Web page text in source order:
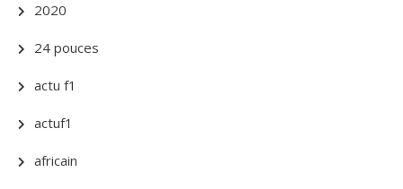
2020
24 pouces
actu f1
actuf1
africain